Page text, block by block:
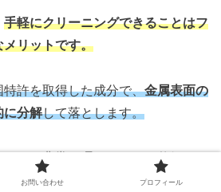
手軽にクリーニングできることはフ
リットです。
許を取得した成分で、金属表面の
に分解して落とします。
ない、非常に理にかなった仕組みで
お問い合わせ プロフィール